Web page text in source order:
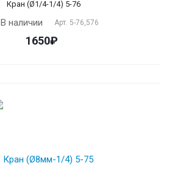
Кран (Ø1/4-1/4) 5-76
В наличии Арт. 5-76,576
1650₽